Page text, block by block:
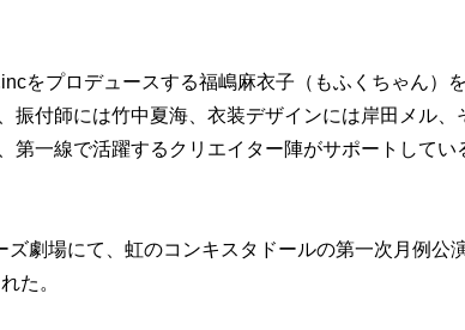
をプロデュースする福嶋麻衣子（もふくちゃん）
振付師には竹中夏海、衣装デザインには岸田メル、
第一線で活躍するクリエイター陣がサポートしてい
劇場にて、虹のコンキスタドールの第一次月例公
た。